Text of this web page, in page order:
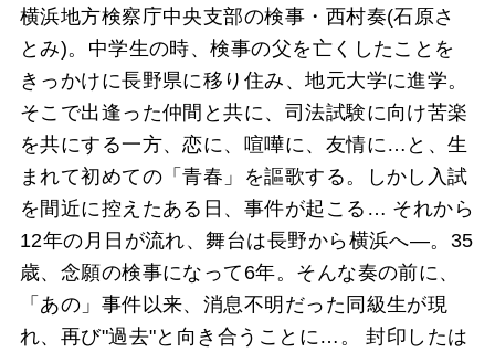
横浜地方検察庁中央支部の検事・西村奏(石原さ
とみ)。中学生の時、検事の父を亡くしたことを
きっかけに長野県に移り住み、地元大学に進学。
そこで出逢った仲間と共に、司法試験に向け苦楽
を共にする一方、恋に、喧嘩に、友情に…と、生
まれて初めての「青春」を謳歌する。しかし入試
を間近に控えたある日、事件が起こる… それから
12年の月日が流れ、舞台は長野から横浜へ―。35
歳、念願の検事になって6年。そんな奏の前に、
「あの」事件以来、消息不明だった同級生が現
れ、再び"過去"と向き合うことに…。 封印したは